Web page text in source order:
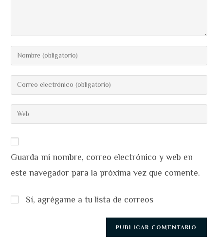
Introduce
tu
nombre
de
usuario
para
Introduce
tu
dirección
para
Introduce
la
de
tu
web
Guarda mi nombre, correo electrónico y web en
este navegador para la próxima vez que comente.
Sí, agrégame a tu lista de correos